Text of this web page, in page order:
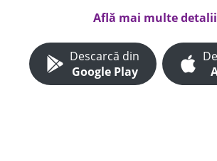
Află mai multe detalii
Descarcă din
Google Play